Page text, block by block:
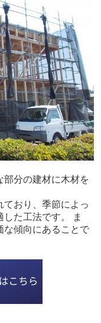
部分の建材に木材を
おり、季節によっ
た工法です。 ま
な傾向にあることで